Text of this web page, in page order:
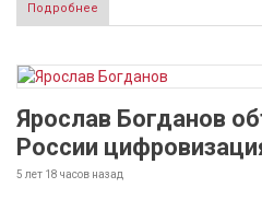
Подробнее
Ярослав Богданов
России
5 лет 18 часов назад